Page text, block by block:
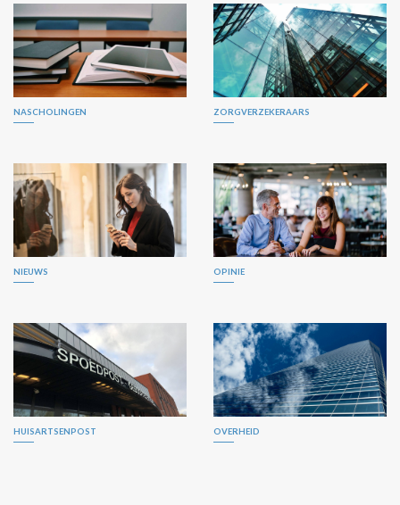
NASCHOLINGEN ZORGVERZEKERAARS
NIEUWS OPINIE
HUISARTSENPOST OVERHEID